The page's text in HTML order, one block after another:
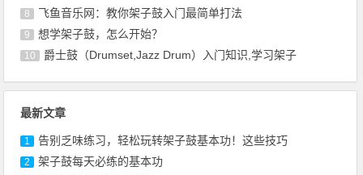
8 飞鱼音乐网：教你架子鼓入门最简单打法
9 想学架子鼓，怎么开始？
10 爵士鼓（Drumset,Jazz Drum）入门知识,学习架子
最新文章
1 告别乏味练习，轻松玩转架子鼓基本功！这些技巧
2 架子鼓每天必练的基本功